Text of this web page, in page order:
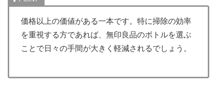
価格以上の価値がある一本です。特に掃除の効率
を重視する方であれば、無印良品のボトルを選ぶ
ことで日々の手間が大きく軽減されるでしょう。